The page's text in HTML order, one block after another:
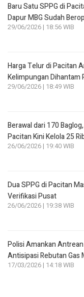
Baru Satu SPPG di
Dapur MBG Sudah
29/06/2026 | 18:56 WIB
Harga Telur di Pacitan
Kelimpungan Dihantam
29/06/2026 | 18:49 WIB
Berawal dari 170
Pacitan Kini Kelola 25
26/06/2026 | 19:40 WIB
Dua SPPG di Pacitan
Verifikasi Pusat
26/06/2026 | 19:38 WIB
Polisi Amankan
Antisipasi Rebutan Gas
17/03/2026 | 14:18 WIB